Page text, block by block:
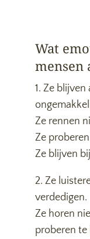
Wat
mensen
1. Ze
Ze rennen
Ze
Ze blijven
2. Ze
verdedigen.
Ze horen
proberen